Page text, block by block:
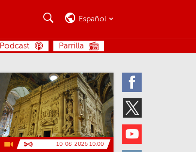
Twitter
Youtube
BUSCAR Español
Parrilla
Podcast
10-08-2026 10:00